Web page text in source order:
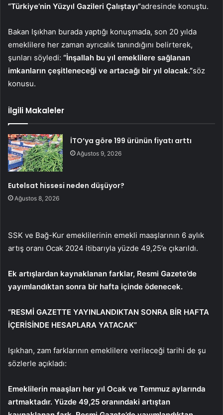
“Türkiye’nin Yüzyıl Gazileri Çalıştayı”adresinde konuştu.
Bakan Işıkhan burada yaptığı konuşmada, son 20 yılda
emeklilere her zaman ayrıcalık tanındığını belirterek,
şunları söyledi: “İnşallah bu yıl emeklilere sağlanan
imkanların çeşitleneceği ve artacağı bir yıl olacak.”söz
konusu.
İlgili Makaleler
İTO’ya göre 199 ürünün fiyatı arttı
Ağustos 9, 2026
Eutelsat hissesi neden düşüyor?
Ağustos 8, 2026
SSK ve Bağ-Kur emeklilerinin emekli maaşlarının 6 aylık
artış oranı Ocak 2024 itibarıyla yüzde 49,25’e çıkarıldı.
Ek artışlardan kaynaklanan farklar, Resmi Gazete’de
yayımlandıktan sonra bir hafta içinde ödenecek.
“RESMİ GAZETTE YAYINLANDIKTAN SONRA BİR HAFTA
İÇERİSİNDE HESAPLARA YATACAK”
Işıkhan, zam farklarının emeklilere verileceği tarihi de şu
sözlerle açıkladı:
Emeklilerin maaşları her yıl Ocak ve Temmuz aylarında
artmaktadır. Yüzde 49,25 oranındaki artıştan